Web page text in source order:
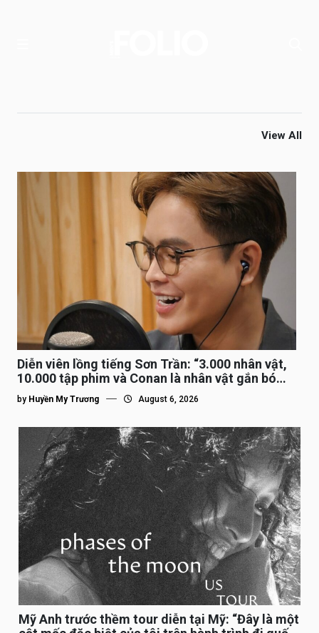
View All
Diễn viên lồng tiếng Sơn Trần: “3.000 nhân vật,
10.000 tập phim và Conan là nhân vật gắn bó
lâu nhất”
by Huyền My Trương August 6, 2026
Mỹ Anh trước thềm tour diễn tại Mỹ: “Đây là một